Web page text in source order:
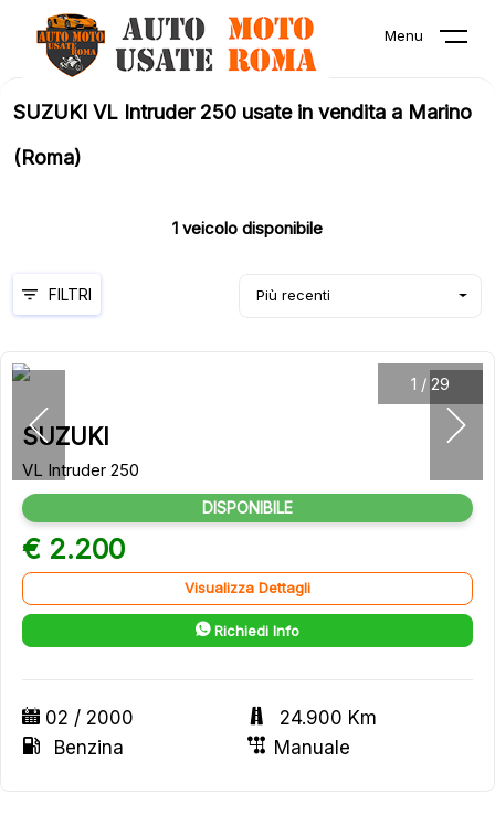
Menu
SUZUKI VL Intruder 250 usate in vendita a Marino
(Roma)
1 veicolo disponibile
Più recenti
FILTRI
1 / 29
SUZUKI
VL Intruder 250
DISPONIBILE
€ 2.200
Visualizza Dettagli
Richiedi Info
02 / 2000
24.900 Km
Benzina
Manuale